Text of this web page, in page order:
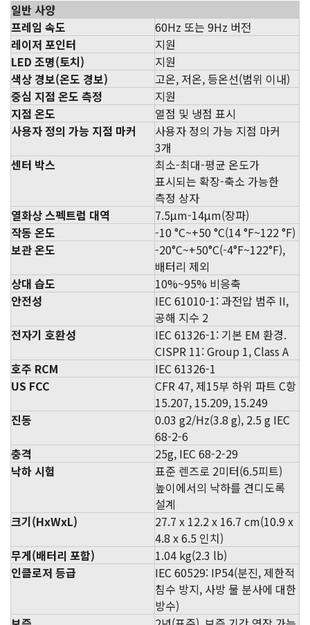
일반 사양
프레임 속도
60Hz 또는 9Hz 버전
레이저 포인터
지원
LED 조명(토치)
지원
색상 경보(온도 경보)
고온, 저온, 등온선(범위 이내)
중심 지점 온도 측정
지원
지점 온도
열점 및 냉점 표시
사용자 정의 가능 지점 마커
사용자 정의 가능 지점 마커
3개
센터 박스
최소-최대-평균 온도가
표시되는 확장-축소 가능한
측정 상자
열화상 스펙트럼 대역
7.5μm-14μm(장파)
작동 온도
-10 °C~+50 °C(14 °F~122 °F)
보관 온도
-20°C~+50°C(-4°F~122°F),
배터리 제외
상대 습도
10%~95% 비응축
안전성
IEC 61010-1: 과전압 범주 II,
공해 지수 2
전자기 호환성
IEC 61326-1: 기본 EM 환경.
CISPR 11: Group 1, Class A
호주 RCM
IEC 61326-1
US FCC
CFR 47, 제15부 하위 파트 C항
15.207, 15.209, 15.249
진동
0.03 g2/Hz(3.8 g), 2.5 g IEC
68-2-6
충격
25g, IEC 68-2-29
낙하 시험
표준 렌즈로 2미터(6.5피트)
높이에서의 낙하를 견디도록
설계
크기(HxWxL)
27.7 x 12.2 x 16.7 cm(10.9 x
4.8 x 6.5 인치)
무게(배터리 포함)
1.04 kg(2.3 lb)
인클로저 등급
IEC 60529: IP54(분진, 제한적
침수 방지, 사방 물 분사에 대한
방수)